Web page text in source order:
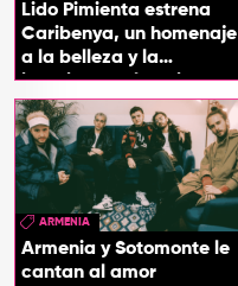
Lido Pimienta estrena
Caribenya, un homenaje
a la belleza y la
identidad del Caribe
ARMENIA
Armenia y Sotomonte le
cantan al amor